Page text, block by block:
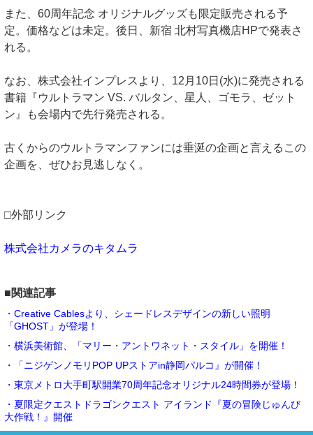
また、60周年記念 オリジナルグッズも限定販売される予
定。価格などは未定。後日、新宿 北村写真機店HPで発表さ
れる。
なお、株式会社インプレスより、12月10日(水)に発売される
書籍『ウルトラマン VS. バルタン、星人、ゴモラ、ゼット
ン』も会場内で先行発売される。
古くからのウルトラマンファンには垂涎の企画と言えるこの
企画を、ぜひお見逃しなく。
□外部リンク
株式会社カメラのキタムラ
■関連記事
・Creative Cablesより、シェードレスデザインの新しい照明
「GHOST」が登場！
・横浜美術館、「マリー・アントワネット・スタイル」を開催！
・「ニジゲンノモリPOP UPストアin静岡パルコ』が開催！
・東京メトロ大手町駅開業70周年記念オリジナル24時間券が登場！
・夏限定クエストドラゴンクエスト アイランド『夏の冒険じゅんび
大作戦！』開催